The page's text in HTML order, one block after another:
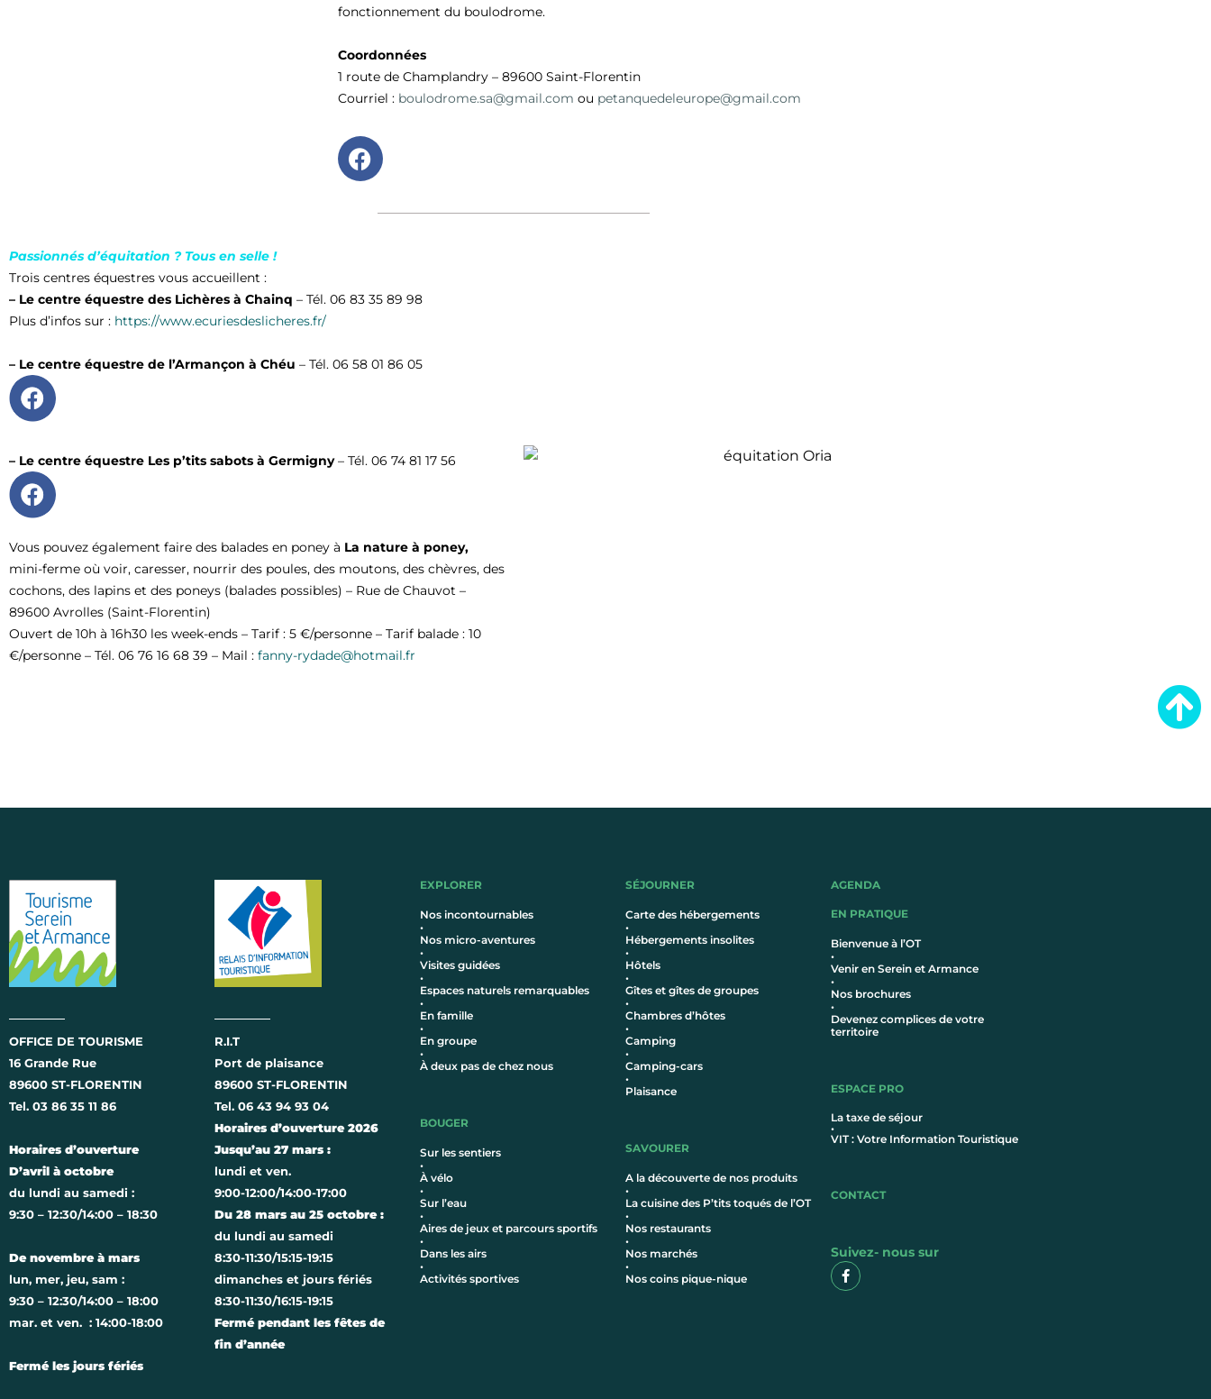
fonctionnement du boulodrome.
Coordonnées
1 route de Champlandry – 89600 Saint-Florentin
Courriel : boulodrome.sa@gmail.com ou petanquedeleurope@gmail.com
Passionnés d’équitation ? Tous en selle !
Trois centres équestres vous accueillent :
– Le centre équestre des Lichères à Chainq – Tél. 06 83 35 89 98
Plus d’infos sur : https://www.ecuriesdeslicheres.fr/
– Le centre équestre de l’Armançon à Chéu – Tél. 06 58 01 86 05
– Le centre équestre Les p’tits sabots à Germigny– Tél. 06 74 81 17 56
Vous pouvez également faire des balades en poney à La nature à poney,
mini-ferme où voir, caresser, nourrir des poules, des moutons, des chèvres, des
cochons, des lapins et des poneys (balades possibles) – Rue de Chauvot –
89600 Avrolles (Saint-Florentin)
Ouvert de 10h à 16h30 les week-ends – Tarif : 5 €/personne – Tarif balade : 10
€/personne – Tél. 06 76 16 68 39 – Mail : fanny-rydade@hotmail.fr
OFFICE DE TOURISME
16 Grande Rue
89600 ST-FLORENTIN
Tel. 03 86 35 11 86
Horaires d’ouverture
D’avril à octobre
du lundi au samedi :
9:30 – 12:30/14:00 – 18:30
De novembre à mars
lun, mer, jeu, sam :
9:30 – 12:30/14:00 – 18:00
mar. et ven. : 14:00-18:00
Fermé les jours fériés
R.I.T
Port de plaisance
89600 ST-FLORENTIN
Tel. 06 43 94 93 04
Horaires d’ouverture 2026
Jusqu’au 27 mars :
lundi et ven.
9:00-12:00/14:00-17:00
Du 28 mars au 25 octobre :
du lundi au samedi
8:30-11:30/15:15-19:15
dimanches et jours fériés
8:30-11:30/16:15-19:15
Fermé pendant les fêtes de
fin d’année
EXPLORER
Nos incontournables
•
Nos micro-aventures
•
Visites guidées
•
Espaces naturels remarquables
•
En famille
•
En groupe
•
À deux pas de chez nous
BOUGER
Sur les sentiers
•
À vélo
•
Sur l’eau
•
Aires de jeux et parcours sportifs
•
Dans les airs
•
Activités sportives
SÉJOURNER
Carte des hébergements
•
Hébergements insolites
•
Hôtels
•
Gîtes et gîtes de groupes
•
Chambres d’hôtes
•
Camping
•
Camping-cars
•
Plaisance
SAVOURER
A la découverte de nos produits
•
La cuisine des P’tits toqués de l’OT
•
Nos restaurants
•
Nos marchés
•
Nos coins pique-nique
AGENDA
EN PRATIQUE
Bienvenue à l’OT
•
Venir en Serein et Armance
•
Nos brochures
•
Devenez complices de votre
territoire
ESPACE PRO
La taxe de séjour
•
VIT : Votre Information Touristique
CONTACT
Suivez- nous sur